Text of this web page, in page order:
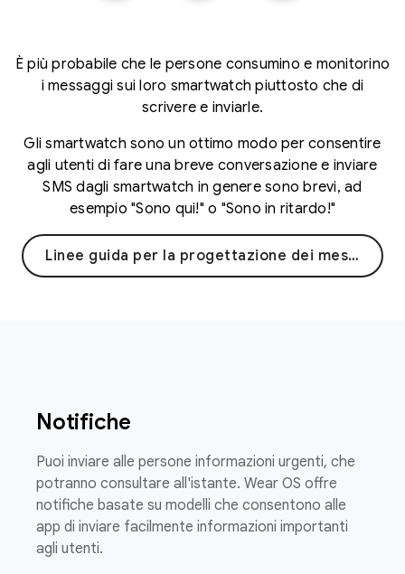
È più probabile che le persone consumino e monitorino
i messaggi sui loro smartwatch piuttosto che di
scrivere e inviarle.
Gli smartwatch sono un ottimo modo per consentire
agli utenti di fare una breve conversazione e inviare
SMS dagli smartwatch in genere sono brevi, ad
esempio "Sono qui!" o "Sono in ritardo!"
Linee guida per la progettazione dei messaggi
Notifiche
Puoi inviare alle persone informazioni urgenti, che
potranno consultare all'istante. Wear OS offre
notifiche basate su modelli che consentono alle
app di inviare facilmente informazioni importanti
agli utenti.